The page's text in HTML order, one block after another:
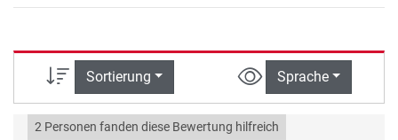
Sortierung Sprache
2 Personen fanden diese Bewertung hilfreich